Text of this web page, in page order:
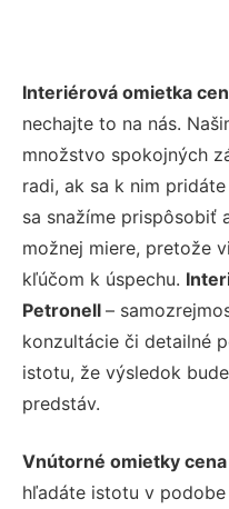
Interiérová omietka
nechajte to na nás.
množstvo spokojných
radi, ak sa k nim
sa snažíme prispôsobiť
možnej miere, pretože
kľúčom k úspechu.
Petronell –
konzultácie či detailné
istotu, že výsledok
predstáv.
Vnútorné omietky
hľadáte istotu v